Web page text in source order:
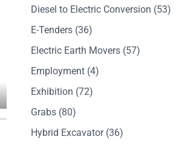
Diesel to Electric Conversion (53)
E-Tenders (36)
Electric Earth Movers (57)
Employment (4)
Exhibition (72)
Grabs (80)
Hybrid Excavator(36)